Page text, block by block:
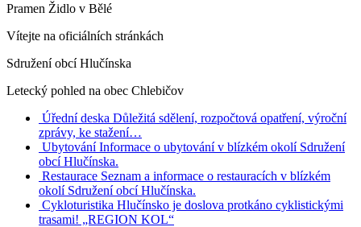
Pramen Židlo v Bělé
Vítejte na oficiálních stránkách
Sdružení obcí Hlučínska
Letecký pohled na obec Chlebičov
Úřední deska Důležitá sdělení, rozpočtová opatření, výroční
zprávy, ke stažení…
Ubytování Informace o ubytování v blízkém okolí Sdružení
obcí Hlučínska.
Restaurace Seznam a informace o restauracích v blízkém
okolí Sdružení obcí Hlučínska.
Cykloturistika Hlučínsko je doslova protkáno cyklistickými
trasami! „REGION KOL“